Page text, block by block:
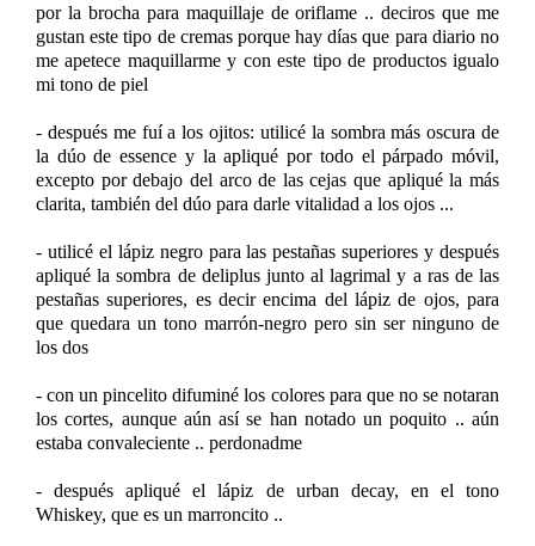
por la brocha para maquillaje de oriflame .. deciros que me
gustan este tipo de cremas porque hay días que para diario no
me apetece maquillarme y con este tipo de productos igualo
mi tono de piel
- después me fuí a los ojitos: utilicé la sombra más oscura de
la dúo de essence y la apliqué por todo el párpado móvil,
excepto por debajo del arco de las cejas que apliqué la más
clarita, también del dúo para darle vitalidad a los ojos ...
- utilicé el lápiz negro para las pestañas superiores y después
apliqué la sombra de deliplus junto al lagrimal y a ras de las
pestañas superiores, es decir encima del lápiz de ojos, para
que quedara un tono marrón-negro pero sin ser ninguno de
los dos
- con un pincelito difuminé los colores para que no se notaran
los cortes, aunque aún así se han notado un poquito .. aún
estaba convaleciente .. perdonadme
- después apliqué el lápiz de urban decay, en el tono
Whiskey, que es un marroncito ..